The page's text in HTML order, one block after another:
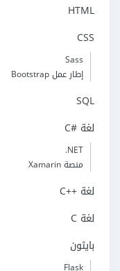
HTML
CSS
Sass
إطار عمل Bootstrap
SQL
لغة C#‎
‎.NET
منصة Xamarin
لغة C++‎
لغة C
بايثون
Flask